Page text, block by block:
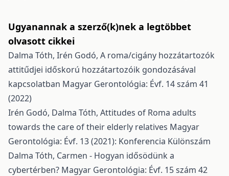
Ugyanannak a szerző(k)nek a legtöbbet
olvasott cikkei
Dalma Tóth, Irén Godó, A roma/cigány hozzátartozók
attitűdjei időskorú hozzátartozóik gondozásával
kapcsolatban Magyar Gerontológia: Évf. 14 szám 41
(2022)
Irén Godó, Dalma Tóth, Attitudes of Roma adults
towards the care of their elderly relatives Magyar
Gerontológia: Évf. 13 (2021): Konferencia Különszám
Dalma Tóth, Carmen - Hogyan idősödünk a
cybertérben? Magyar Gerontológia: Évf. 15 szám 42